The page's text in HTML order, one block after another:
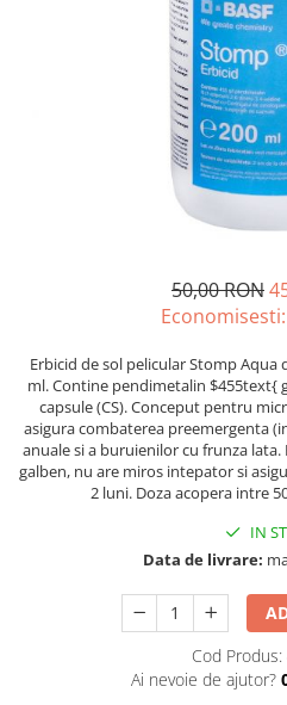
Seminte de Leustean
Seminte de Patrunjel
Seminte de praz
Seminte dovleac decorativ
Seminte dovlecel / dovleac
Seminte fasole
Seminte mazare
Seminte ridichi
Seminte rosii
Seminte salata
Motofierastrau / Drujba
Pila motofierastrau / drujba
Pompa de apa curata/murdara
Spray si intretinere
Vinificatie
Feronerie si accesorii
Fierastraie manuale
Lama motofierastrau / drujba
Lubrifianti
Masca de sudura & accesori
Motocoasa
Motocoasa si consumabile /
Rulete masurat
Sape/ Cazmale/ Lopeti
50,00 RON
Economisesti:
Erbicid de sol pelicular Stomp Aqua
ml. Contine pendimetalin $455text{
capsule (CS). Conceput pentru
asigura combaterea preemergenta
anuale si a buruienilor cu frunza
galben, nu are miros intepator si
2 luni. Doza acopera intre
IN
Data de livrare:
Cod Produs:
Ai nevoie de ajutor?